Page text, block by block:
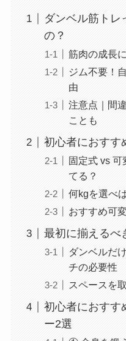
ダンベル筋トレ
の？
筋肉の成長
ジム不要！
由
注意点｜間
ことも
初心者におすす
固定式 vs 可
てる？
何kgを選べ
おすすめ可
最初に揃えるべ
ダンベルだ
チの必要性
スペースを
初心者におすす
ー2選